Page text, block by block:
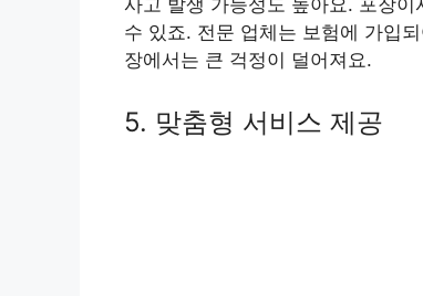
사고 발생 가능성도 높아요. 포장
수 있죠. 전문 업체는 보험에 가입
장에서는 큰 걱정이 덜어져요.
5. 맞춤형 서비스 제공